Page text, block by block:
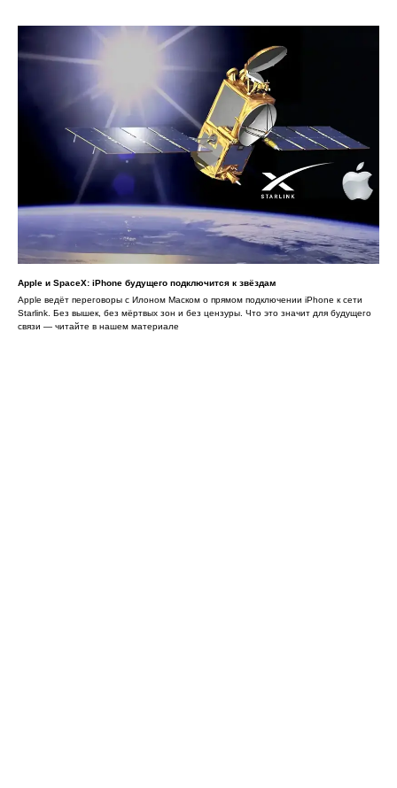
Apple и SpaceX: iPhone будущего подключится к звёздам
Apple ведёт переговоры с Илоном Маском о прямом подключении iPhone к сети
Starlink. Без вышек, без мёртвых зон и без цензуры. Что это значит для будущего
связи — читайте в нашем материале